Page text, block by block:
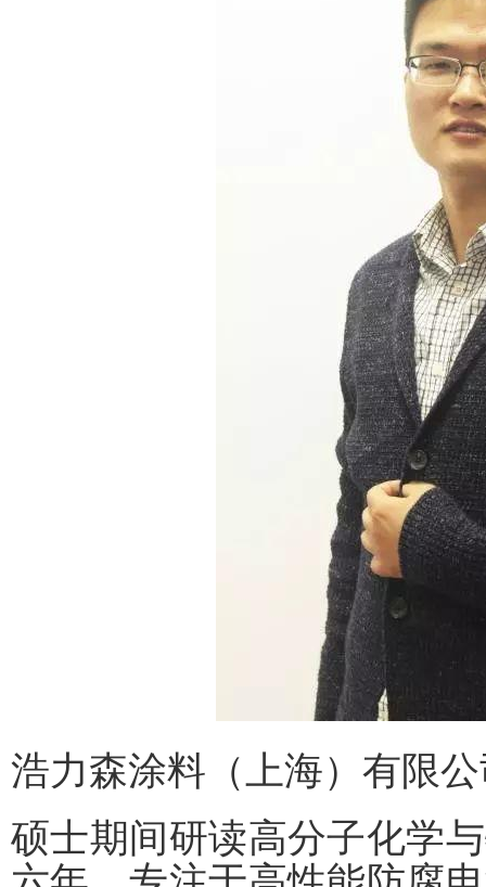
浩力森涂料（上海）有限
硕士期间研读高分子化学